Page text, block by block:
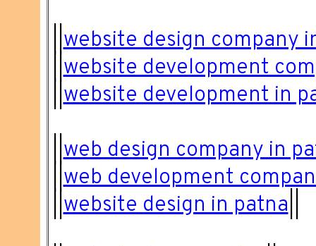
||website design company
||website development
||website development in
||web design company in
||web development
||website design in patna||